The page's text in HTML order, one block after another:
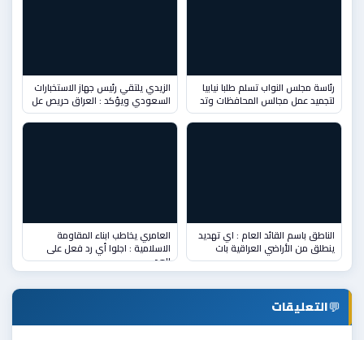
رئاسة مجلس النواب تسلم طلبا نيابيا
لتجميد عمل مجالس المحافظات وتد
الزيدي يلتقي رئيس جهاز الاستخبارات
السعودي ويؤكد : العراق حريص عل
الناطق باسم القائد العام : اي تهديد
ينطلق من الأراضي العراقية بات
العامري يخاطب ابناء المقاومة
الاسلامية : اجلوا أي رد فعل على
العد
💬التعليقات